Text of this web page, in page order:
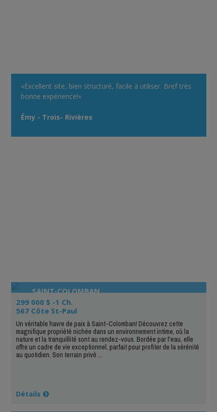
«Excellent site, bien structuré, facile à utiliser. Bref très
bonne expérience!»
Émy - Trois- Rivières
SAINT-COLOMBAN
299 000 $ -1 Ch.
567 Côte St-Paul
Un véritable havre de paix à Saint-Colomban! Découvrez cette
magnifique propriété nichée dans un environnement intime, où la
nature et la tranquillité sont au rendez-vous. Bordée par l'eau, elle
offre un cadre de vie exceptionnel, parfait pour profiter de la sérénité
au quotidien. Son terrain privé ...
Détails